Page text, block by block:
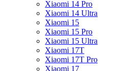
Xiaomi 14 Pro
Xiaomi 14 Ultra
Xiaomi 15
Xiaomi 15 Pro
Xiaomi 15 Ultra
Xiaomi 17T
Xiaomi 17T Pro
Xiaomi 17